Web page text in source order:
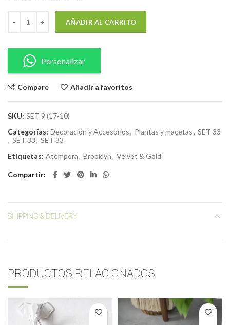
AÑADIR AL CARRITO
Personalizar
Compare Añadir a favoritos
SKU: SET 9 (17-10)
Categorías: Decoración y Accesorios, Plantas y macetas, SET 33
, SET 33, SET 33
Etiquetas: Atémpora, Brooklyn, Velvet & Gold
Compartir
SHIPPING & DELIVERY
PRODUCTOS RELACIONADOS